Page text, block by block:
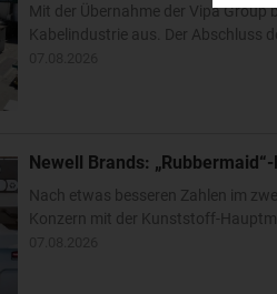
Mit der Übernahme der Vipa
Kabelindustrie aus. Der Abschluss
Newell Brands:
Nach etwas besseren Zahlen im
Konzern mit der Kunststoff-